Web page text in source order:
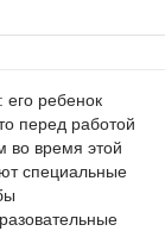
ребенок
перед работой
во время этой
специальные